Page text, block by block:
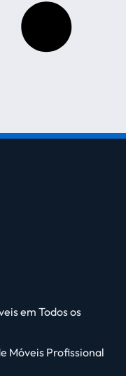
em Todos os
Móveis Profissional